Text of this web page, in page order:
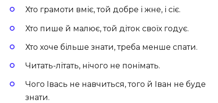
Хто грамоти вміє, той добре і жне, і сіє.
Хто пише й малює, той діток своїх годує.
Хто хоче більше знати, треба менше спати.
Читать-літать, нічого не понімать.
Чого Івась не навчиться, того й Іван не буде
знати.